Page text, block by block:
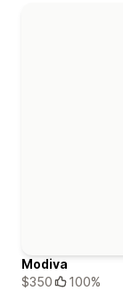
Modiva
$350
100%